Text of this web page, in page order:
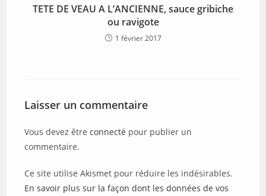
TETE DE VEAU A L’ANCIENNE, sauce gribiche
ou ravigote
1 février 2017
Laisser un commentaire
Vous devez êtreconnecté pour publier un
commentaire.
Ce site utilise Akismet pour réduire les indésirables.
En savoir plus sur la façon dont les données de vos